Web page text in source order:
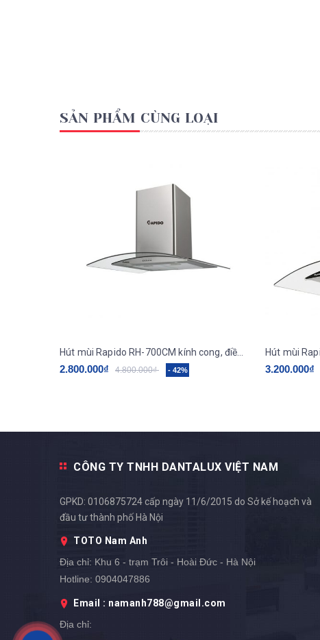
SẢN PHẨM CÙNG LOẠI
2.800.000₫ 4.800.000₫ - 42% 3.200.000₫
CÔNG TY TNHH DANTALUX VIỆT NAM
GPKD: 0106875724 cấp ngày 11/6/2015 do Sở kế hoạch và
đầu tư thành phố Hà Nội
TOTO Nam Anh
Địa chỉ: Khu 6 - trạm Trôi - Hoài Đức - Hà Nội
Hotline: 0904047886
Email : namanh788@gmail.com
Địa chỉ: